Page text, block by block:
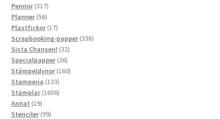
produkter
Pennor 317317
produkter
Planner 5656
produkter
Plastfickor 1717
produkter
Scrapbooking-papper 338338
Sista Chansen! 3232
produkter
Specialpapper 2626
produkter
Stämpeldynor 160160
Stamperia 133133
produkter
Stämplar 16561656
Annat 1919
produkter
Stenciler 9999